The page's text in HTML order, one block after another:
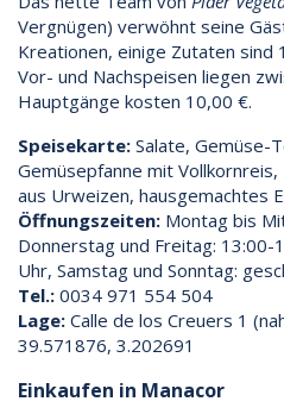
Vergnügen) verwöhnt seine
Kreationen, einige Zutaten sind
Vor- und Nachspeisen liegen
Hauptgänge kosten 10,00 €.
Speisekarte: Salate, Gemüse-
Gemüsepfanne mit
aus Urweizen, hausgemachtes
Öffnungszeiten: Montag bis
Donnerstag und Freitag: 13:00-
Uhr, Samstag und Sonntag:
Tel.: 0034 971 554 504
Lage: Calle de los Creuers 1
39.571876, 3.202691
Einkaufen in Manacor